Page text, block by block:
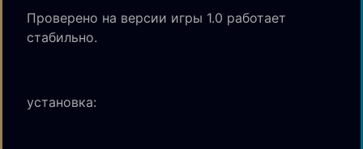
Проверено на версии игры 1.0 работает
стабильно.
установка: